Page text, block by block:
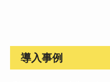
導入事例